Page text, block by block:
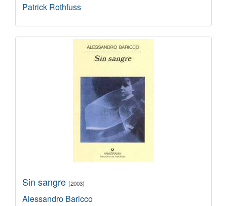
Patrick Rothfuss
Sin sangre (2003)
Alessandro Baricco